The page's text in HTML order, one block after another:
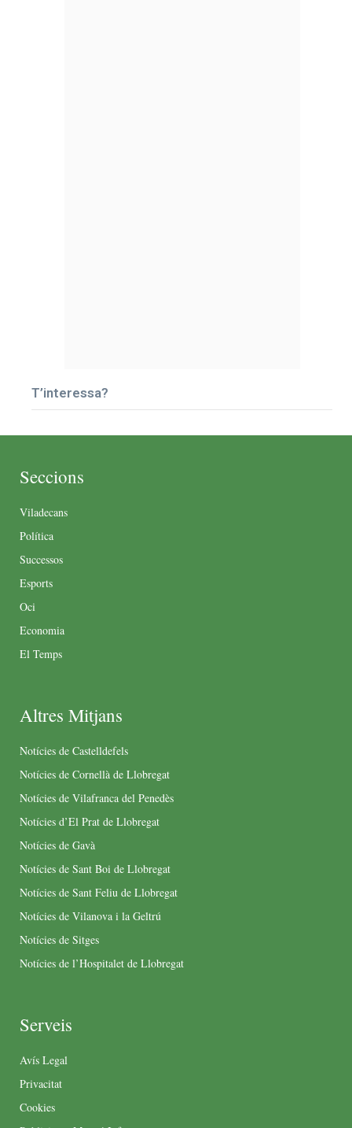
T’interessa?
Seccions
Viladecans
Política
Successos
Esports
Oci
Economia
El Temps
Altres Mitjans
Notícies de Castelldefels
Notícies de Cornellà de Llobregat
Notícies de Vilafranca del Penedès
Notícies d’El Prat de Llobregat
Notícies de Gavà
Notícies de Sant Boi de Llobregat
Notícies de Sant Feliu de Llobregat
Notícies de Vilanova i la Geltrú
Notícies de Sitges
Notícies de l’Hospitalet de Llobregat
Serveis
Avís Legal
Privacitat
Cookies